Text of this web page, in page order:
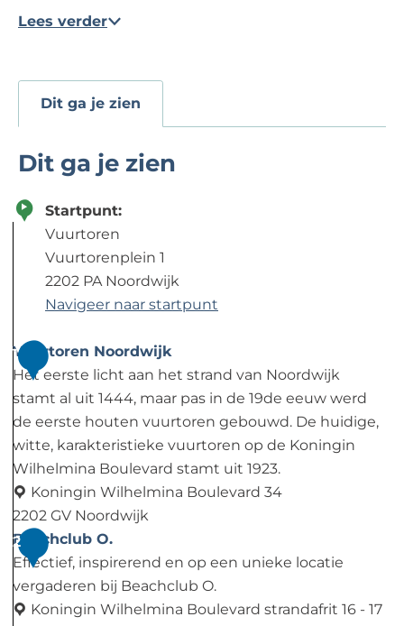
Lees verder
Dit ga je zien
Dit ga je zien
Startpunt:
Vuurtoren
Vuurtorenplein 1
2202 PA Noordwijk
Navigeer naar startpunt
1
Vuurtoren Noordwijk
Het eerste licht aan het strand van Noordwijk
stamt al uit 1444, maar pas in de 19de eeuw werd
de eerste houten vuurtoren gebouwd. De huidige,
witte, karakteristieke vuurtoren op de Koningin
Wilhelmina Boulevard stamt uit 1923.
Koningin Wilhelmina Boulevard 34
2202 GV Noordwijk
V
u
u
r
2
Beachclub O.
Effectief, inspirerend en op een unieke locatie
vergaderen bij Beachclub O.
Koningin Wilhelmina Boulevard strandafrit 16 - 17